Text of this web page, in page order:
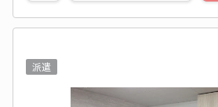
派遣